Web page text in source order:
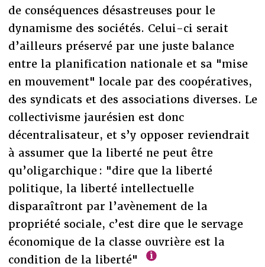
de conséquences désastreuses pour le
dynamisme des sociétés. Celui-ci serait
d’ailleurs préservé par une juste balance
entre la planification nationale et sa "mise
en mouvement" locale par des coopératives,
des syndicats et des associations diverses. Le
collectivisme jaurésien est donc
décentralisateur, et s’y opposer reviendrait
à assumer que la liberté ne peut être
qu’oligarchique : "dire que la liberté
politique, la liberté intellectuelle
disparaîtront par l’avènement de la
propriété sociale, c’est dire que le servage
économique de la classe ouvrière est la
condition de la liberté"